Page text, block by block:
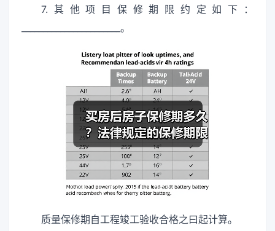
7.其他项目保修期限约定如下：
_______________________。
质量保修期自工程竣工验收合格之曰起计算。